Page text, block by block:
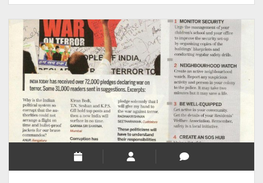
Teacher
Is
Remembered
On
This
Teacher’s